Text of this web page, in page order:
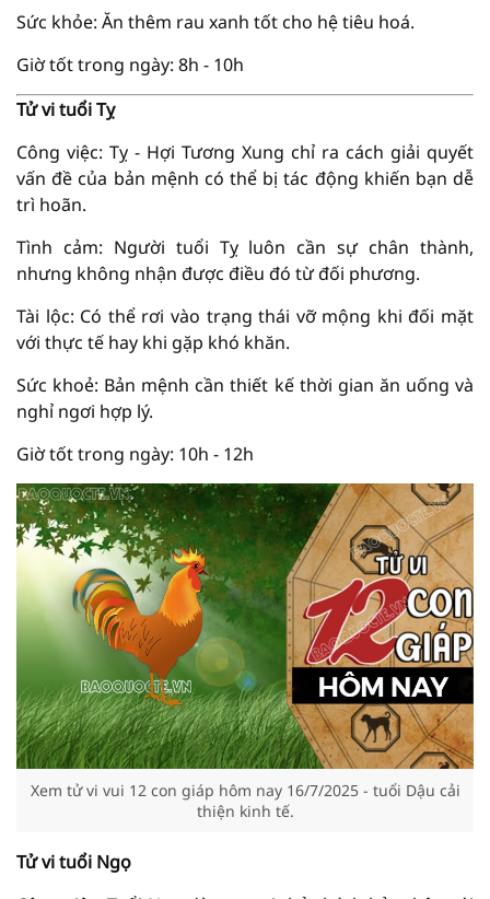
Sức khỏe: Ăn thêm rau xanh tốt cho hệ tiêu hoá.
Giờ tốt trong ngày: 8h - 10h
Tử vi tuổi Tỵ
Công việc: Tỵ - Hợi Tương Xung chỉ ra cách giải quyết
vấn đề của bản mệnh có thể bị tác động khiến bạn dễ
trì hoãn.
Tình cảm: Người tuổi Tỵ luôn cần sự chân thành,
nhưng không nhận được điều đó từ đối phương.
Tài lộc: Có thể rơi vào trạng thái vỡ mộng khi đối mặt
với thực tế hay khi gặp khó khăn.
Sức khoẻ: Bản mệnh cần thiết kế thời gian ăn uống và
nghỉ ngơi hợp lý.
Giờ tốt trong ngày: 10h - 12h
Xem tử vi vui 12 con giáp hôm nay 16/7/2025 - tuổi Dậu cải
thiện kinh tế.
Tử vi tuổi Ngọ